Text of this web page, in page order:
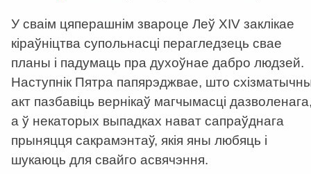
У сваім цяперашнім звароце Леў XIV заклікае
кіраўніцтва супольнасці перагледзець свае
планы і падумаць пра духоўнае дабро людзей.
Наступнік Пятра папярэджвае, што
акт пазбавіць вернікаў магчымасці
а ў некаторых выпадках нават сапраўднага
прыняцця сакрамэнтаў, якія яны любяць і
шукаюць для свайго асвячэння.